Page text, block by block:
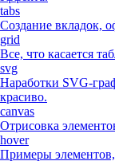
tabs
Создание вкладок,
grid
Все, что касается
svg
Наработки SVG-
красиво.
canvas
Отрисовка
hover
Примеры